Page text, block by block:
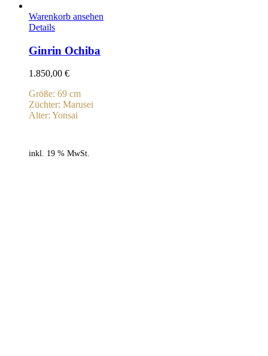
Warenkorb ansehen
Details
Ginrin Ochiba
1.850,00 €
Größe: 69 cm
Züchter: Marusei
Alter: Yonsai
inkl. 19 % MwSt.